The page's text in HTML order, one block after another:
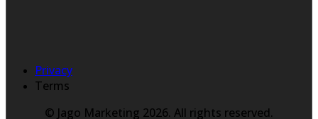
Privacy
Terms
© Jago Marketing 2026. All rights reserved.